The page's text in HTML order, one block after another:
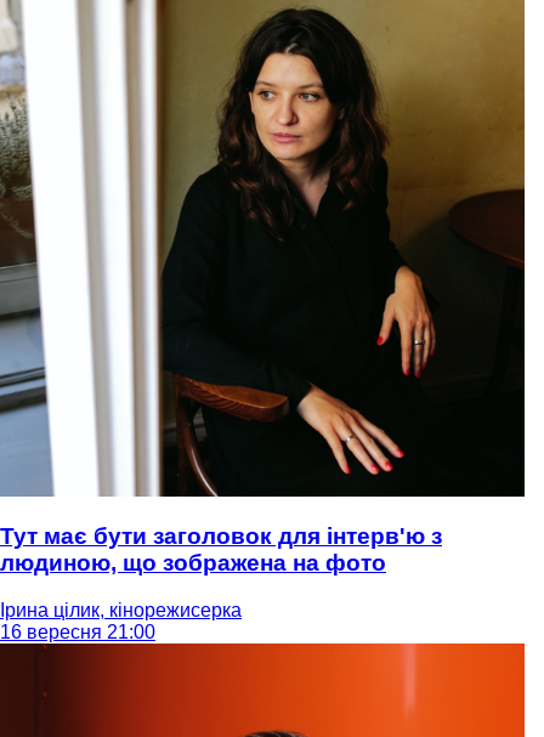
Тут має бути заголовок для інтерв'ю з
людиною, що зображена на фото
Ірина цілик, кінорежисерка
16 вересня 21:00